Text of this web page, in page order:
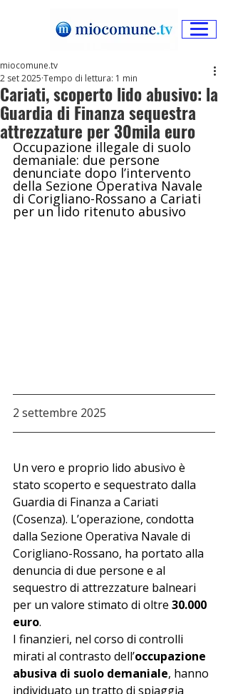
Cariati, scoperto lido abusivo: la
Guardia di Finanza sequestra
attrezzature per 30mila euro
miocomune.tv
2 set 2025 Tempo di lettura: 1 min
Occupazione illegale di suolo
demaniale: due persone
denunciate dopo l’intervento
della Sezione Operativa Navale
di Corigliano-Rossano a Cariati
per un lido ritenuto abusivo
2 settembre 2025
Un vero e proprio lido abusivo è
stato scoperto e sequestrato dalla
Guardia di Finanza a Cariati
(Cosenza). L’operazione, condotta
dalla Sezione Operativa Navale di
Corigliano-Rossano, ha portato alla
denuncia di due persone e al
sequestro di attrezzature balneari
per un valore stimato di oltre 30.000
euro.
I finanzieri, nel corso di controlli
mirati al contrasto dell’occupazione
abusiva di suolo demaniale, hanno
individuato un tratto di spiaggia